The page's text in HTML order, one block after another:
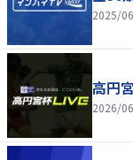
2025/
高円
2026/